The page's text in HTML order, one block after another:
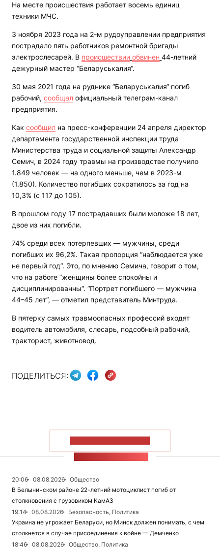
На месте происшествия работает восемь единиц
техники МЧС.
3 ноября 2023 года на 2-м рудоуправлении предприятия
пострадало пять работников ремонтной бригады
электрослесарей. В происшествии обвинен 44-летний
дежурный мастер “Беларуськалия“.
30 мая 2021 года на руднике “Беларуськалия“ погиб
рабочий, сообщал официальный телеграм-канал
предприятия.
Как сообщил на пресс-конференции 24 апреля директор
департамента государственной инспекции труда
Министерства труда и социальной защиты Александр
Семич, в 2024 году травмы на производстве получило
1.849 человек — на одного меньше, чем в 2023-м
(1.850). Количество погибших сократилось за год на
10,3% (с 117 до 105).
В прошлом году 17 пострадавших были моложе 18 лет,
двое из них погибли.
74% среди всех потерпевших — мужчины, среди
погибших их 96,2%. Такая пропорция “наблюдается уже
не первый год“. Это, по мнению Семича, говорит о том,
что на работе “женщины более спокойны и
дисциплинированны“. “Портрет погибшего — мужчина
44–45 лет“, — отметил представитель Минтруда.
В пятерку самых травмоопасных профессий входят
водитель автомобиля, слесарь, подсобный рабочий,
тракторист, животновод.
ПОДЕЛИТЬСЯ:
20:06 08.08.2026
Общество
В Белыничском районе 22-летний мотоциклист погиб от
столкновения с грузовиком КамАЗ
19:14
08.08.2026
Безопасность, Политика
Украина не угрожает Беларуси, но Минск должен понимать, с чем
столкнется в случае присоединения к войне — Демченко
18:46
08.08.2026
Общество, Политика